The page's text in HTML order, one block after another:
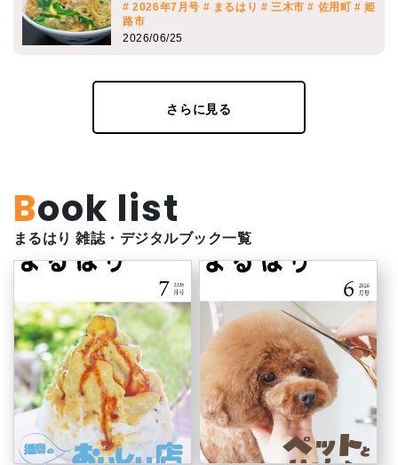
# 2026年7月号 # まるはり # 三木市# 佐用町# 姫
路市
2026/06/25
さらに見る
Book list
まるはり 雑誌・デジタルブック一覧